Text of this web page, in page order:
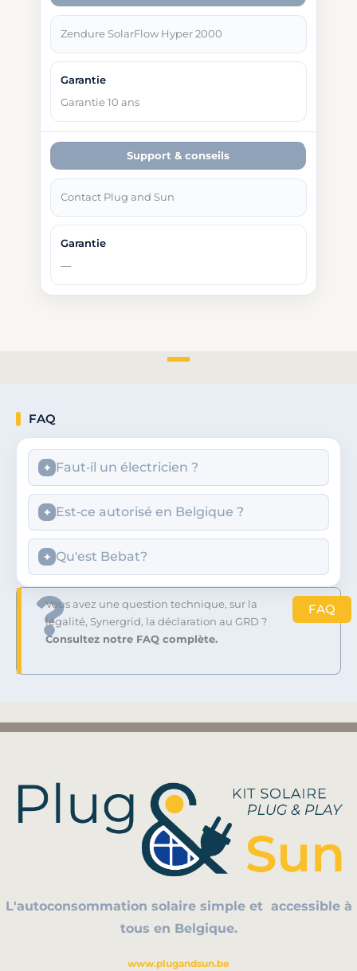
Zendure SolarFlow Hyper 2000
Garantie 10 ans
Support & conseils
Contact Plug and Sun
FAQ
Faut‑il un électricien ?
Est‑ce autorisé en Belgique ?
Qu'est Bebat?
Vous avez une question technique, sur la
légalité, Synergrid, la déclaration au GRD ?
Consultez notre FAQ complète.
FAQ
L'autoconsommation solaire simple et accessible à
tous en Belgique.
www.plugandsun.be